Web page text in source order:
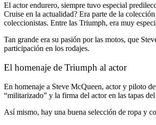
El actor endurero, siempre tuvo especial
Cruise en la actualidad? Era parte de la
coleccionistas. Entre las Triumph, era muy
Tan grande era su pasión por las motos, que
participación en los rodajes.
El homenaje de Triumph al actor
En homenaje a Steve McQueen, actor y piloto
“militarizado” y la firma del actor en las tapas
Así mismo, hay una buena selección de ropa y